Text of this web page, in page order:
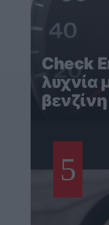
Check
λυχνία
βενζίνη
5